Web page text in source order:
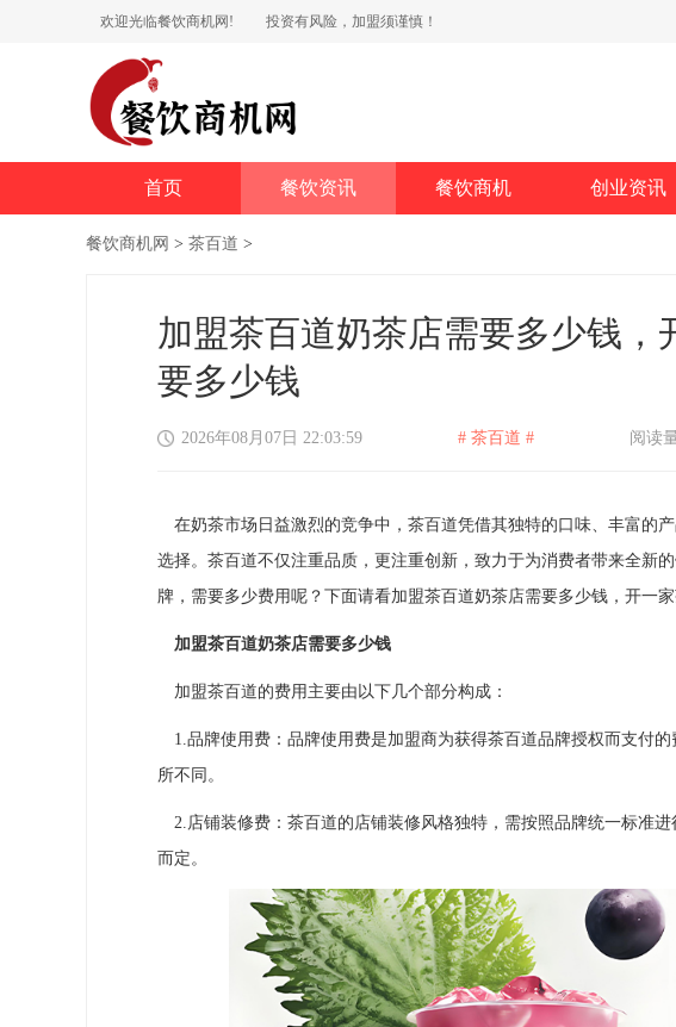
欢迎光临餐饮商机网! 投资有风险，加盟须谨慎！
首页 餐饮资讯 餐饮商机 创业资讯
餐饮商机网 > 茶百道 >
加盟茶百道奶茶店需要多少钱，
要多少钱
2026年08月07日 22:03:59 # 茶百道 # 阅读
在奶茶市场日益激烈的竞争中，茶百道凭借其独特的口味、丰富的
选择。茶百道不仅注重品质，更注重创新，致力于为消费者带来全新
牌，需要多少费用呢？下面请看加盟茶百道奶茶店需要多少钱，开一
加盟茶百道奶茶店需要多少钱
加盟茶百道的费用主要由以下几个部分构成：
1.品牌使用费：品牌使用费是加盟商为获得茶百道品牌授权而支付
所不同。
2.店铺装修费：茶百道的店铺装修风格独特，需按照品牌统一标准
而定。